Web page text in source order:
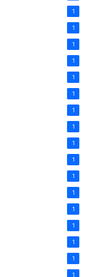
1
1
1
1
1
1
1
1
1
1
1
1
1
1
1
1
1